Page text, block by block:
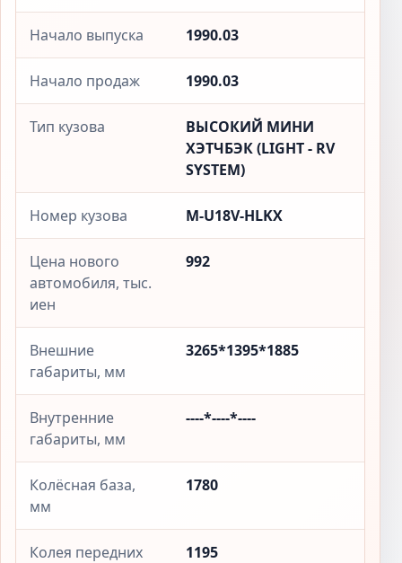
Начало выпуска 1990.03
Начало продаж 1990.03
Тип кузова
ВЫСОКИЙ МИНИ
ХЭТЧБЭК (LIGHT - RV
SYSTEM)
Номер кузова M-U18V-HLKX
Цена нового
автомобиля, тыс.
иен
992
Внешние
габариты, мм
3265*1395*1885
Внутренние
габариты, мм
----*----*----
Колёсная база,
мм
1780
Колея передних
1195